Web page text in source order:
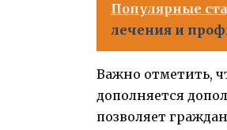
Популярные
лечения и
Важно отметить,
дополняется
позволяет